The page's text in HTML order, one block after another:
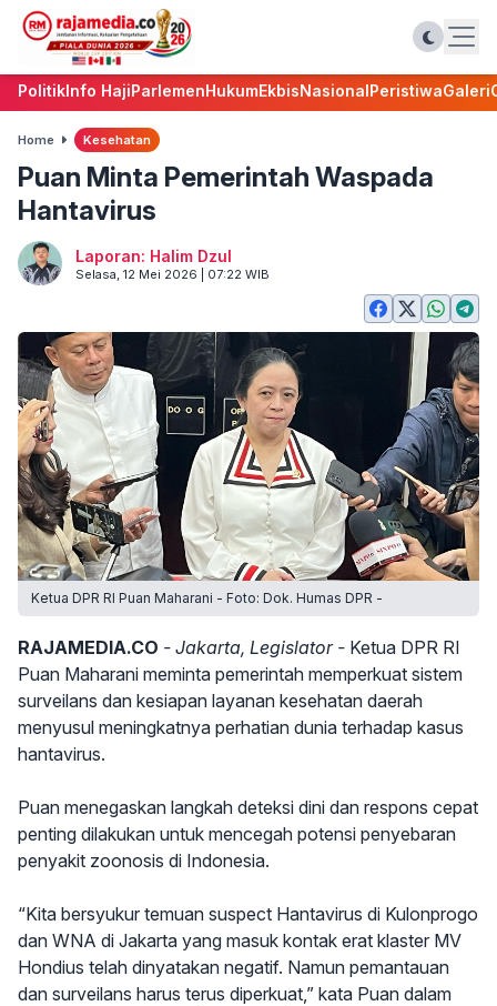
PolitikInfo HajiParlemenHukumEkbisNasionalPeristiwaGaleri
Home Kesehatan
Puan Minta Pemerintah Waspada
Hantavirus
Laporan: Halim Dzul
Selasa, 12 Mei 2026 | 07:22 WIB
Ketua DPR RI Puan Maharani - Foto: Dok. Humas DPR -
RAJAMEDIA.CO - Jakarta, Legislator - Ketua DPR RI
Puan Maharani meminta pemerintah memperkuat sistem
surveilans dan kesiapan layanan kesehatan daerah
menyusul meningkatnya perhatian dunia terhadap kasus
hantavirus.
Puan menegaskan langkah deteksi dini dan respons cepat
penting dilakukan untuk mencegah potensi penyebaran
penyakit zoonosis di Indonesia.
“Kita bersyukur temuan suspect Hantavirus di Kulonprogo
dan WNA di Jakarta yang masuk kontak erat klaster MV
Hondius telah dinyatakan negatif. Namun pemantauan
dan surveilans harus terus diperkuat,” kata Puan dalam